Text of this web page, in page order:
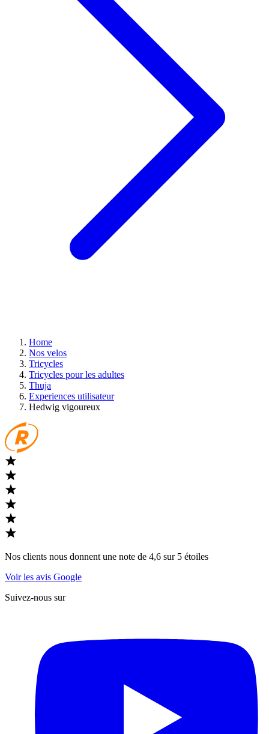
Home
Nos velos
Tricycles
Tricycles pour les adultes
Thuja
Experiences utilisateur
Hedwig vigoureux
Nos clients nous donnent une note de 4,6 sur 5 étoiles
Voir les avis Google
Suivez-nous sur